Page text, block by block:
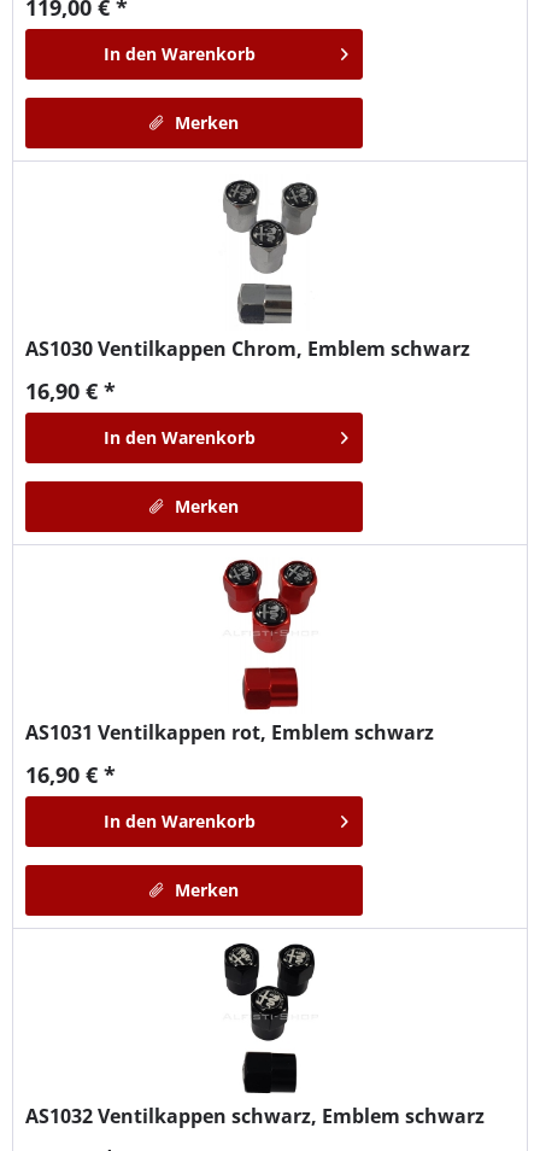
119,00 € *
In den Warenkorb
Merken
AS1030Ventilkappen Chrom, Emblem schwarz
16,90 € *
In den Warenkorb
Merken
AS1031Ventilkappen rot, Emblem schwarz
16,90 € *
In den Warenkorb
Merken
AS1032Ventilkappen schwarz, Emblem schwarz